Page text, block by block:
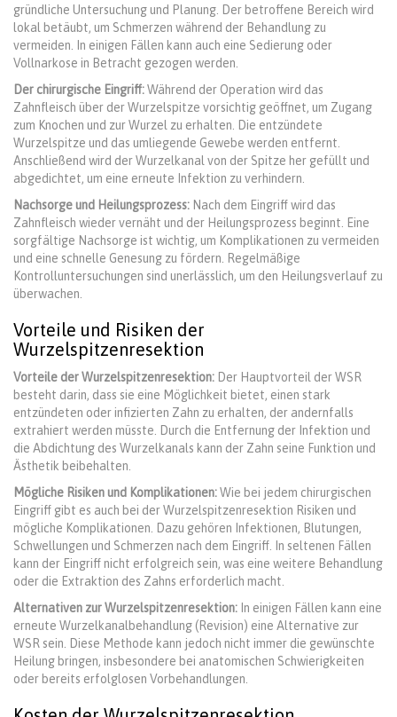
gründliche Untersuchung und Planung. Der betroffene Bereich wird
lokal betäubt, um Schmerzen während der Behandlung zu
vermeiden. In einigen Fällen kann auch eine Sedierung oder
Vollnarkose in Betracht gezogen werden.
Der chirurgische Eingriff:Während der Operation wird das
Zahnfleisch über der Wurzelspitze vorsichtig geöffnet, um Zugang
zum Knochen und zur Wurzel zu erhalten. Die entzündete
Wurzelspitze und das umliegende Gewebe werden entfernt.
Anschließend wird der Wurzelkanal von der Spitze her gefüllt und
abgedichtet, um eine erneute Infektion zu verhindern.
Nachsorge und Heilungsprozess: Nach dem Eingriff wird das
Zahnfleisch wieder vernäht und der Heilungsprozess beginnt. Eine
sorgfältige Nachsorge ist wichtig, um Komplikationen zu vermeiden
und eine schnelle Genesung zu fördern. Regelmäßige
Kontrolluntersuchungen sind unerlässlich, um den Heilungsverlauf zu
überwachen.
Vorteile und Risiken der
Wurzelspitzenresektion
Vorteile der Wurzelspitzenresektion: Der Hauptvorteil der WSR
besteht darin, dass sie eine Möglichkeit bietet, einen stark
entzündeten oder infizierten Zahn zu erhalten, der andernfalls
extrahiert werden müsste. Durch die Entfernung der Infektion und
die Abdichtung des Wurzelkanals kann der Zahn seine Funktion und
Ästhetik beibehalten.
Mögliche Risiken und Komplikationen:Wie bei jedem chirurgischen
Eingriff gibt es auch bei der Wurzelspitzenresektion Risiken und
mögliche Komplikationen. Dazu gehören Infektionen, Blutungen,
Schwellungen und Schmerzen nach dem Eingriff. In seltenen Fällen
kann der Eingriff nicht erfolgreich sein, was eine weitere Behandlung
oder die Extraktion des Zahns erforderlich macht.
Alternativen zur Wurzelspitzenresektion: In einigen Fällen kann eine
erneute Wurzelkanalbehandlung (Revision) eine Alternative zur
WSR sein. Diese Methode kann jedoch nicht immer die gewünschte
Heilung bringen, insbesondere bei anatomischen Schwierigkeiten
oder bereits erfolglosen Vorbehandlungen.